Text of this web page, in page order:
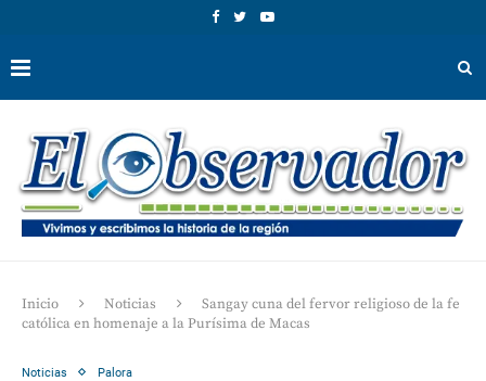
Inicio Noticias
Sangay cuna del fervor religioso de la fe
católica en homenaje a la Purísima de Macas
Noticias Palora